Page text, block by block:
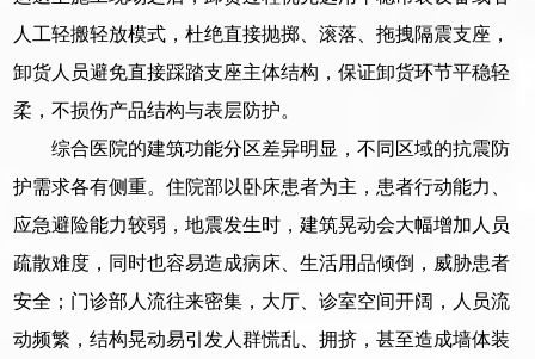
人工轻搬轻放模式，杜绝直接抛掷、滚落、拖拽隔震支座，
卸货人员避免直接踩踏支座主体结构，保证卸货环节平稳轻
柔，不损伤产品结构与表层防护。
综合医院的建筑功能分区差异明显，不同区域的抗震防
护需求各有侧重。住院部以卧床患者为主，患者行动能力、
应急避险能力较弱，地震发生时，建筑晃动会大幅增加人员
疏散难度，同时也容易造成病床、生活用品倾倒，威胁患者
安全；门诊部人流往来密集，大厅、诊室空间开阔，人员流
动频繁，结构晃动易引发人群慌乱、拥挤，甚至造成墙体装